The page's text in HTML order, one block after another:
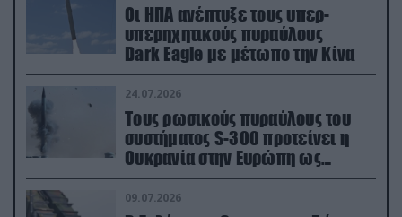
Οι ΗΠΑ ανέπτυξε τους υπερ-
υπερηχητικούς πυραύλους
Dark Eagle με μέτωπο την Κίνα
24.07.2026
Τους ρωσικούς πυραύλους του
συστήματος S-300 προτείνει η
Ουκρανία στην Ευρώπη ως
αντιβαλλιστικό σύστημα
09.07.2026